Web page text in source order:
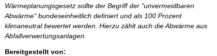
Wärmeplanungsgesetz sollte der Begriff der "unvermeidbaren
Abwärme" bundeseinheitlich definiert und als 100 Prozent
klimaneutral bewertet werden. Hierzu zählt auch die Abwärme aus
Abfallverwertungsanlagen.
Bereitgestellt von: